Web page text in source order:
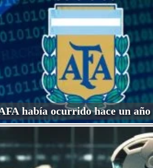
había ocurrido hace un año